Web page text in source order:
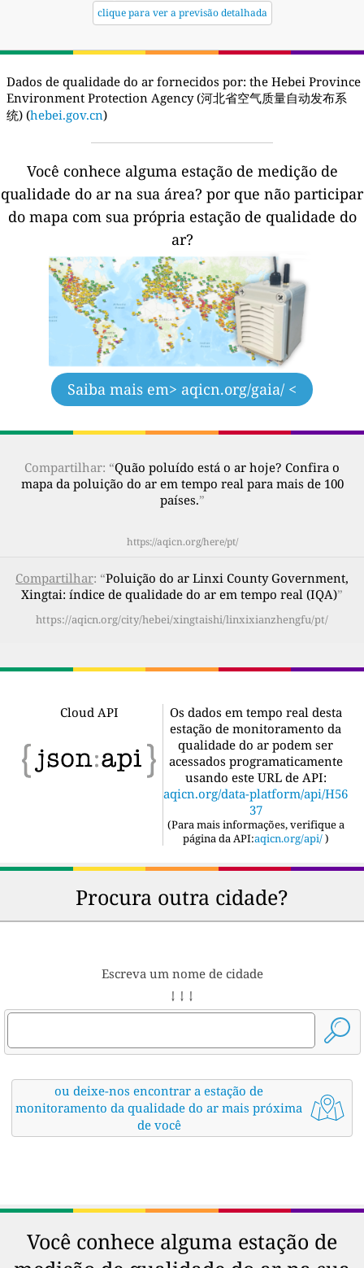
clique para ver a previsão detalhada
Dados de qualidade do ar fornecidos por: the Hebei Province
Environment Protection Agency (河北省空气质量自动发布系
统) (hebei.gov.cn)
Você conhece alguma estação de medição de
qualidade do ar na sua área? por que não participar
do mapa com sua própria estação de qualidade do
ar?
Saiba mais em> aqicn.org/gaia/ <
Compartilhar: “Quão poluído está o ar hoje? Confira o
mapa da poluição do ar em tempo real para mais de 100
países.”
https://aqicn.org/here/pt/
Compartilhar: “Poluição do ar Linxi County Government,
Xingtai: índice de qualidade do ar em tempo real (IQA)”
https://aqicn.org/city/hebei/xingtaishi/linxixianzhengfu/pt/
Cloud API
Os dados em tempo real desta
estação de monitoramento da
qualidade do ar podem ser
acessados programaticamente
usando este URL de API:
aqicn.org/data-platform/api/H56
37
(Para mais informações, verifique a
página da API:aqicn.org/api/ )
Procura outra cidade?
Escreva um nome de cidade
↓ ↓ ↓
ou deixe-nos encontrar a estação de
monitoramento da qualidade do ar mais próxima
de você
Você conhece alguma estação de